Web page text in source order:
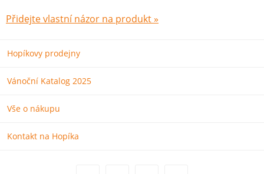
Přidejte vlastní názor na produkt »
Hopíkovy prodejny
Vánoční Katalog 2025
Vše o nákupu
Kontakt na Hopíka